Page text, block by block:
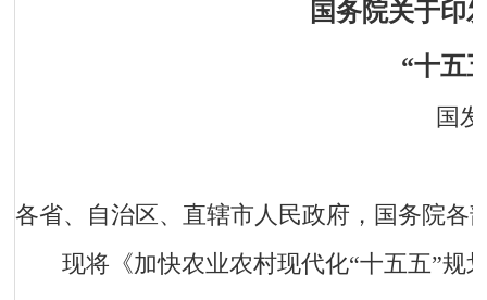
国务院关于印
“十五
国
各省、自治区、直辖市人民政府，国务院各
现将《加快农业农村现代化“十五五”规